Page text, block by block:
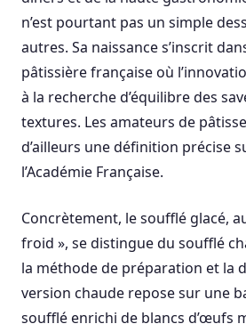
n’est pourtant pas un simple
autres. Sa naissance s’inscrit
pâtissière française où
à la recherche d’équilibre des
textures. Les amateurs de
d’ailleurs une définition précise
l’Académie Française.
Concrètement, le soufflé glacé,
froid », se distingue du soufflé
la méthode de préparation et la
version chaude repose sur une
soufflé enrichi de blancs d’œufs